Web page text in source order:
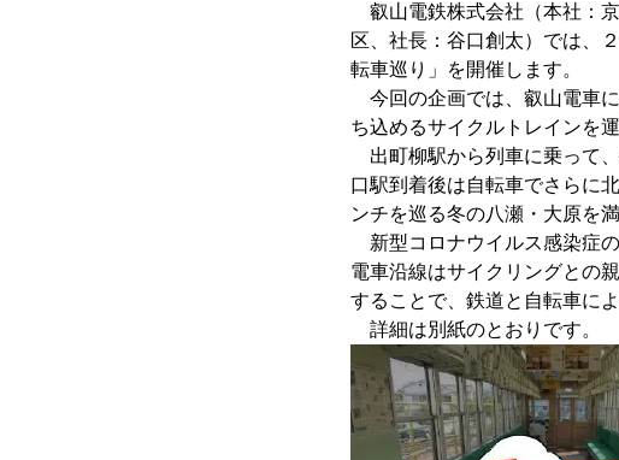
叡山電鉄株式会社（本社：
区、社長：谷口創太）では、
転車巡り」を開催します。
今回の企画では、叡山電車
ち込めるサイクルトレインを運
出町柳駅から列車に乗って
口駅到着後は自転車でさらに
ンチを巡る冬の八瀬・大原を
新型コロナウイルス感染症
電車沿線はサイクリングとの
することで、鉄道と自転車に
詳細は別紙のとおりです。